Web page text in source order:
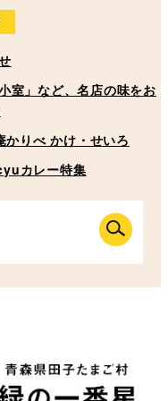
室」など、名店の味をお
かりべ かけ・せいろ
カレー特集